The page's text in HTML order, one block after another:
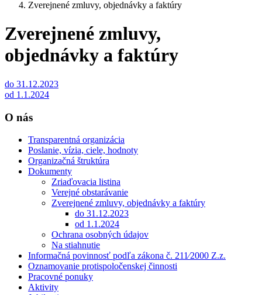
Zverejnené zmluvy, objednávky a faktúry
Zverejnené zmluvy,
objednávky a faktúry
do 31.12.2023
od 1.1.2024
O nás
Transparentná organizácia
Poslanie, vízia, ciele, hodnoty
Organizačná štruktúra
Dokumenty
Zriaďovacia listina
Verejné obstarávanie
Zverejnené zmluvy, objednávky a faktúry
do 31.12.2023
od 1.1.2024
Ochrana osobných údajov
Na stiahnutie
Informačná povinnosť podľa zákona č. 211⁄2000 Z.z.
Oznamovanie protispoločenskej činnosti
Pracovné ponuky
Aktivity